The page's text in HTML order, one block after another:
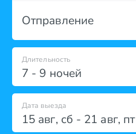
Отправление
7 - 9 ночей
Длительность
Дата выезда
15 авг, сб - 21 авг, пт